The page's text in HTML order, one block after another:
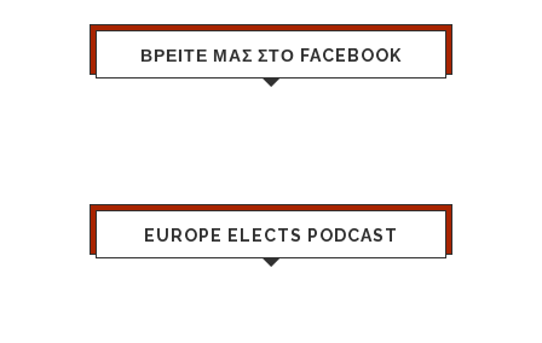
ΒΡΕΙΤΕ ΜΑΣ ΣΤΟ FACEBOOK
EUROPE ELECTS PODCAST